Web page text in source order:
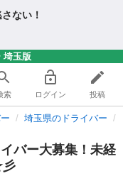
ない！
埼玉版
索 ログイン 投稿
埼玉県のドライバー
バー大募集！未経